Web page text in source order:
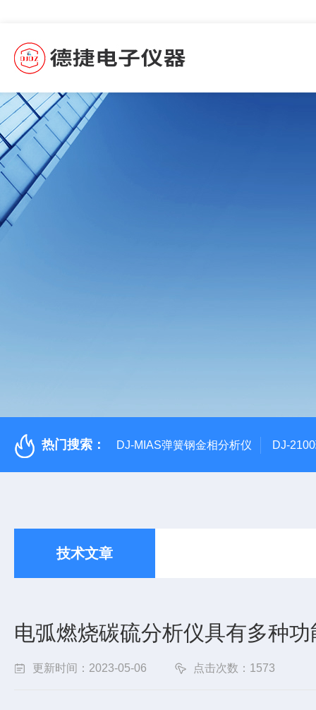
热门搜索： DJ-MIAS弹簧钢金相分析仪 DJ-
技术文章
电弧燃烧碳硫分析仪具有多种功
更新时间：2023-05-06 点击次数：1573